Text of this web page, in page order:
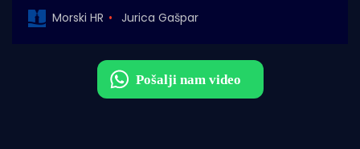
Morski HR Jurica Gašpar